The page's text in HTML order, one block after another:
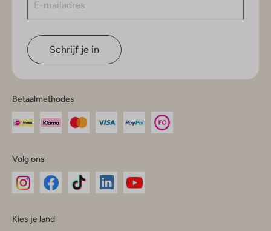
Schrijf je in
Betaalmethodes
Volg ons
InstagramFacebook
Kies je land